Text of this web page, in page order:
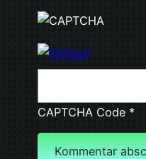
CAPTCHA Code*